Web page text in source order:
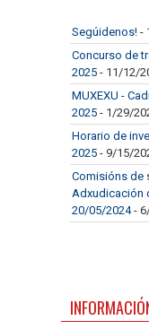
Segúidenos! -
Concurso de
2025 - 11/12/
MUXEXU -
2025 - 1/29/
Horario de
2025 - 9/15/
Comisións de
Adxudicación
20/05/2024-